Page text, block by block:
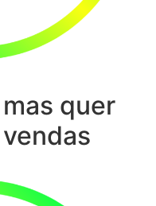
quer